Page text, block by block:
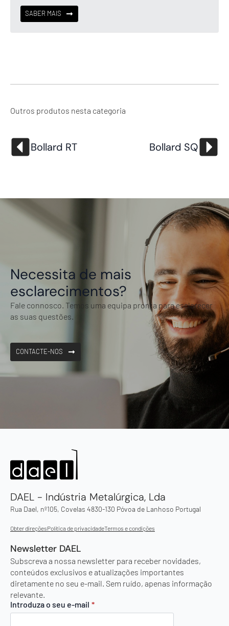
SABER MAIS
Outros produtos nesta categoria
Bollard RT Bollard SQ
Necessita de mais
esclarecimentos?
Fale connosco. Temos uma equipa pronta para esclarecer
as suas questões.
CONTACTE-NOS
DAEL - Indústria Metalúrgica, Lda
Rua Dael, nº105, Covelas 4830-130 Póvoa de Lanhoso Portugal
Obter direçõesPolítica de privacidadeTermos e condições
Newsletter DAEL
Subscreva a nossa newsletter para receber novidades,
conteúdos exclusivos e atualizações importantes
diretamente no seu e-mail. Sem ruído, apenas informação
relevante.
Introduza o seu e-mail *